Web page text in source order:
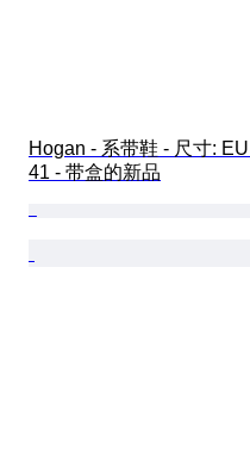
Hogan - 系带鞋 - 尺寸: EU
41 - 带盒的新品